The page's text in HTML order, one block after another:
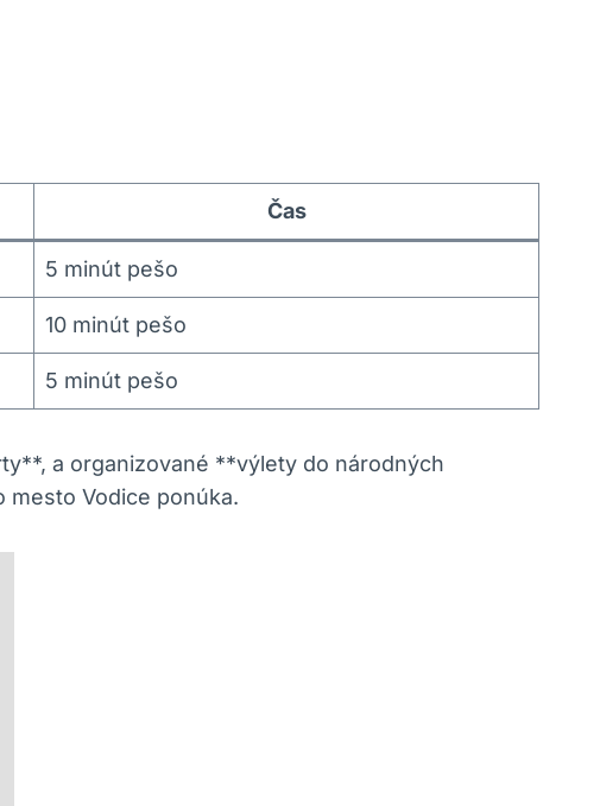
Čas
5 minút pešo
10 minút pešo
5 minút pešo
a organizované **výlety do národných
Vodice ponúka.